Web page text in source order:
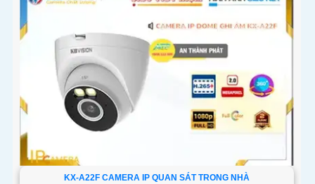
KX-A22F CAMERA IP QUAN SÁT TRONG NHÀ